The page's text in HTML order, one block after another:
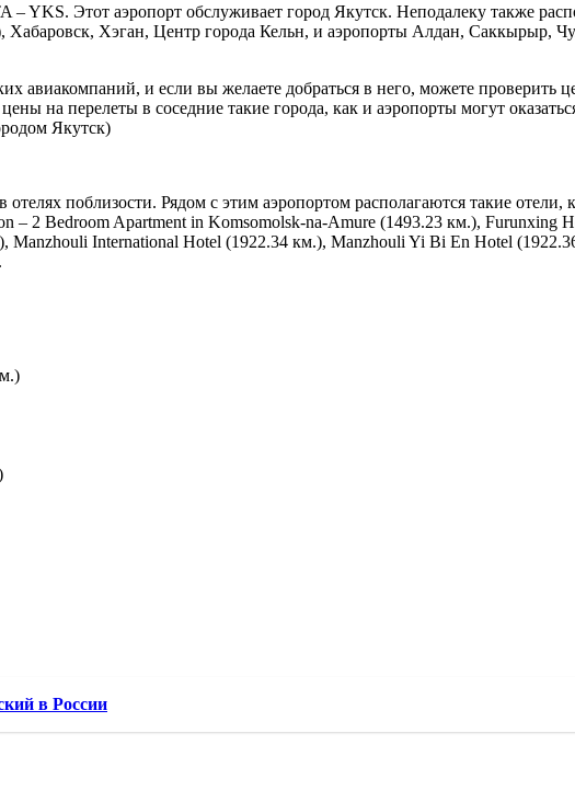
– YKS. Этот аэропорт обслуживает город Якутск. Неподалеку также
Хэган, Центр города Кельн, и аэропорты Алдан, Саккырыр,
авиакомпаний, и если вы желаете добраться в него, можете
на перелеты в соседние такие города, как и аэропорты могут
Якутск)
отелях поблизости. Рядом с этим аэропортом располагаются такие
– 2 Bedroom Apartment in Komsomolsk-na-Amure (1493.23 км.), Furunxing
International Hotel (1922.34 км.), Manzhouli Yi Bi En Hotel
в России